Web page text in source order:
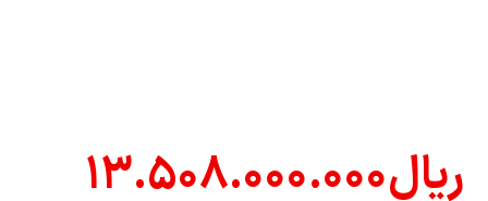
ریال۱۳.۵۰۸.۰۰۰.۰۰۰